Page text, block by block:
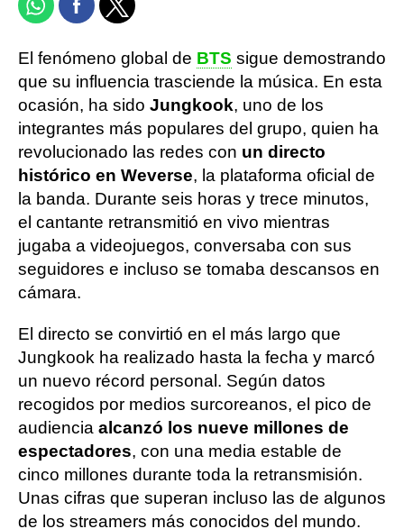
El fenómeno global de BTS sigue demostrando
que su influencia trasciende la música. En esta
ocasión, ha sido Jungkook, uno de los
integrantes más populares del grupo, quien ha
revolucionado las redes con un directo
histórico en Weverse, la plataforma oficial de
la banda. Durante seis horas y trece minutos,
el cantante retransmitió en vivo mientras
jugaba a videojuegos, conversaba con sus
seguidores e incluso se tomaba descansos en
cámara.
El directo se convirtió en el más largo que
Jungkook ha realizado hasta la fecha y marcó
un nuevo récord personal. Según datos
recogidos por medios surcoreanos, el pico de
audiencia alcanzó los nueve millones de
espectadores, con una media estable de
cinco millones durante toda la retransmisión.
Unas cifras que superan incluso las de algunos
de los streamers más conocidos del mundo.